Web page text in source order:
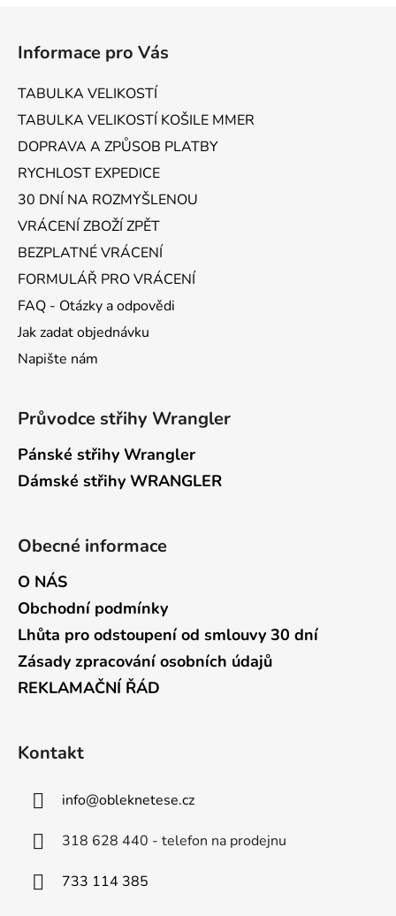
Informace pro Vás
TABULKA VELIKOSTÍ
TABULKA VELIKOSTÍ KOŠILE MMER
DOPRAVA A ZPŮSOB PLATBY
RYCHLOST EXPEDICE
30 DNÍ NA ROZMYŠLENOU
VRÁCENÍ ZBOŽÍ ZPĚT
BEZPLATNÉ VRÁCENÍ
FORMULÁŘ PRO VRÁCENÍ
FAQ - Otázky a odpovědi
Jak zadat objednávku
Napište nám
Průvodce střihy Wrangler
Pánské střihy Wrangler
Dámské střihy WRANGLER
Obecné informace
O NÁS
Obchodní podmínky
Lhůta pro odstoupení od smlouvy 30 dní
Zásady zpracování osobních údajů
REKLAMAČNÍ ŘÁD
Kontakt
info@obleknetese.cz
318 628 440 - telefon na prodejnu
733 114 385